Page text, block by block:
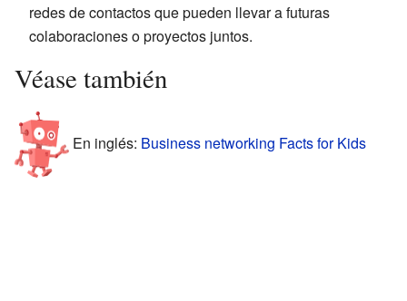
redes de contactos que pueden llevar a futuras
colaboraciones o proyectos juntos.
Véase también
En inglés: Business networking Facts for Kids